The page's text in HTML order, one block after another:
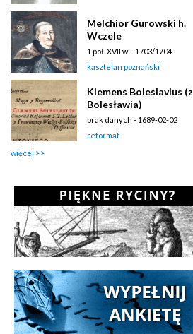
Melchior Gurowski h.
Wczele
1 poł. XVII w. - 1703/1704
kasztelan poznański
Klemens Boleslavius (z
Bolesławia)
brak danych - 1689-02-02
reformat
więcej